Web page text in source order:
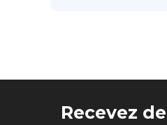
Recevez